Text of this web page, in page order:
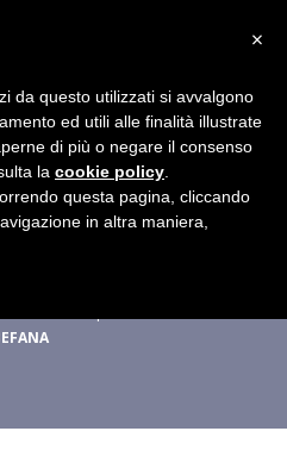
Instagram
×
da questo utilizzati si avvalgono
ed utili alle finalità illustrate
di più o negare il consenso
la cookie policy
questa pagina, cliccando
in altra maniera,